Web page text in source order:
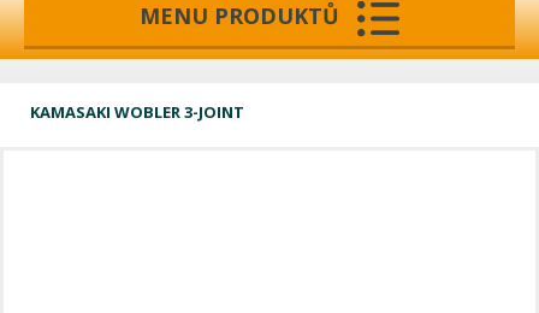
MENU PRODUKTŮ
KAMASAKI WOBLER 3-JOINT